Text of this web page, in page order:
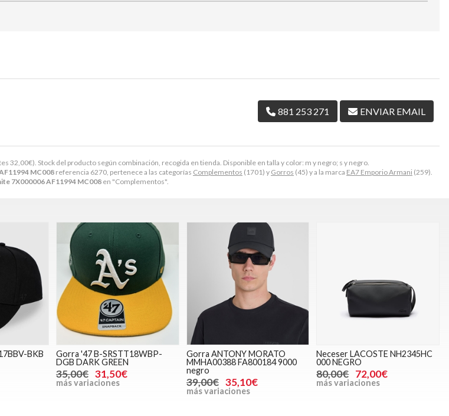
32,00€). Stock del producto según combinación, recogida en tienda. Disponible en talla y color: m y negro; s y negro.
MC008referencia 6270, pertenece a las categorías Complementos (1701) y Gorros (45) y a la marca EA7 Emporio Armani (259).
7X000006 AF11994 MC008en "Complementos".
881 253 271 ENVIAR EMAIL
BKB
Gorra '47 B-SRSTT18WBP-
DGB DARK GREEN
35,00€ 31,50€
más variaciones
Gorra ANTONY MORATO
MMHA00388 FA800184 9000
negro
39,00€ 35,10€
más variaciones
Neceser LACOSTE NH2345HC
000 NEGRO
80,00€ 72,00€
más variaciones